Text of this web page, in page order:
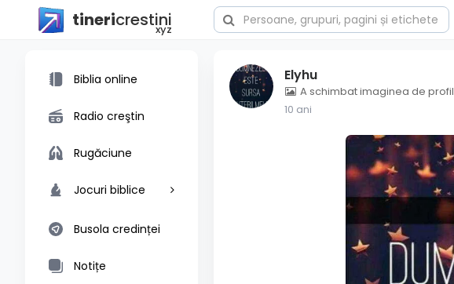
tinericrestini
xyz
Biblia online
Radio creştin
Rugăciune
Jocuri biblice
Busola credinței
Notițe
Elyhu
A schimbat imaginea de profil
10 ani